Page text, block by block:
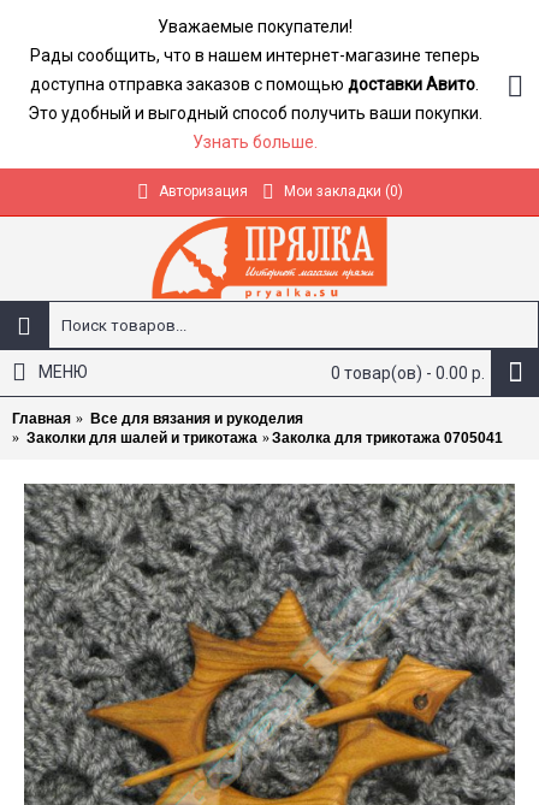
Уважаемые покупатели!
Рады сообщить, что в нашем интернет-магазине теперь
доступна отправка заказов с помощью доставки Авито
Это удобный и выгодный способ получить ваши покупки.
Узнать больше.
Авторизация Мои закладки (0)
0 товар(ов) - 0.00 р.
МЕНЮ
Главная
Все для вязания и рукоделия
Заколки для шалей и трикотажа
Заколка для трикотажа 0705041